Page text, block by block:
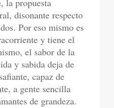
la propuesta
disonante respecto
Por eso mismo es
y tiene el
el sabor de la
y sabida deja de
capaz de
a gente sencilla
de grandeza.